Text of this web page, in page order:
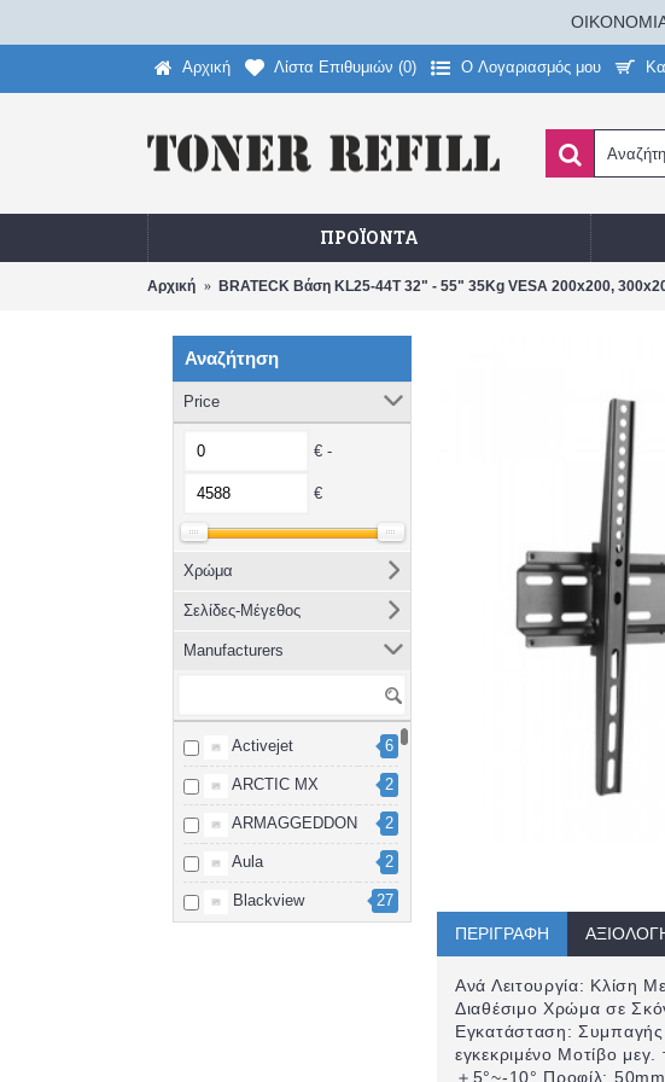
Αρχική Λίστα Επιθυμιών (0) O Λογαριασμός μου
ΠΡΟΪΌΝΤΑ
Αρχική BRATECK Βάση KL25-44T 32" - 55" 35Kg VESA 200x200,
Αναζήτηση
Price
€ -
€
Χρώμα
Σελίδες-Μέγεθος
Manufacturers
Activejet 6
ARCTIC MX 2
ARMAGGEDDON 2
Aula 2
Blackview 27
ΠΕΡΙΓΡΑΦΉ
Ανά Λειτουργία: Κλίση
Διαθέσιμο Χρώμα σε
Εγκατάσταση: Συμπαγής
εγκεκριμένο Μοτίβο
＋5°~-10° Προφίλ: